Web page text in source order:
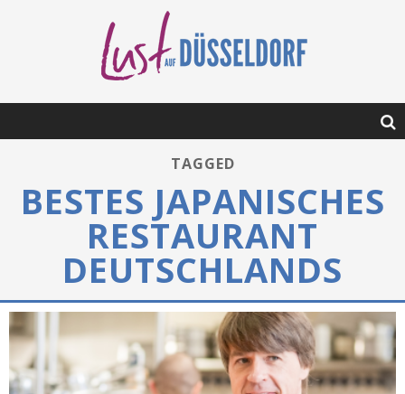
TAGGED
BESTES JAPANISCHES
RESTAURANT
DEUTSCHLANDS